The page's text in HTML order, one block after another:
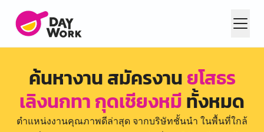
ค้นหางาน สมัครงานยโสธร
เลิงนกทา กุดเชียงหมีทั้งหมด
ตำแหน่งงานคุณภาพดีล่าสุด จากบริษัทชั้นนำ ในพื้นที่ใกล้